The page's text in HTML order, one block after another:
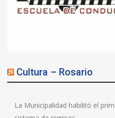
Cultura – Rosario
La Municipalidad habilitó el